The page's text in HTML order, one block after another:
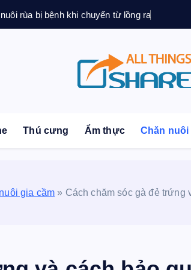
rùa bị bệnh khi chuyển từ lồng ra
Blog | Knowledge |
Thú cưng Ẩm thực Chăn nuôi
gia cầm » Cách chăm sóc gà đẻ